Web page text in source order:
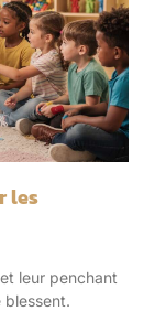
les
leur penchant
blessent.